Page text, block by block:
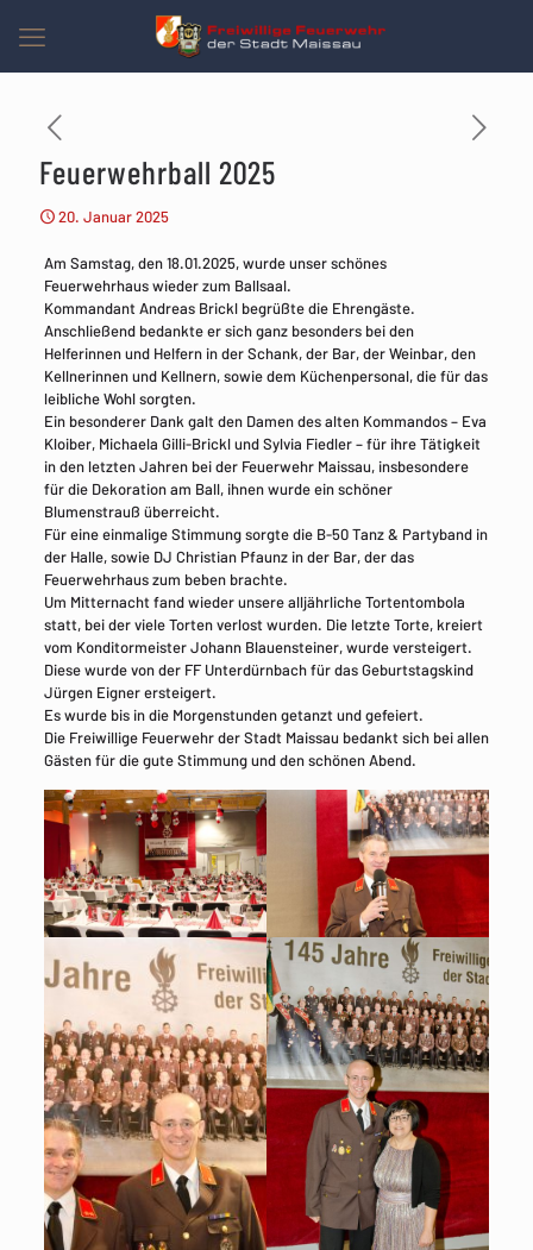
Feuerwehrball 2025
20. Januar 2025
Am Samstag, den 18.01.2025, wurde unser schönes
Feuerwehrhaus wieder zum Ballsaal.
Kommandant Andreas Brickl begrüßte die Ehrengäste.
Anschließend bedankte er sich ganz besonders bei den
Helferinnen und Helfern in der Schank, der Bar, der Weinbar, den
Kellnerinnen und Kellnern, sowie dem Küchenpersonal, die für das
leibliche Wohl sorgten.
Ein besonderer Dank galt den Damen des alten Kommandos – Eva
Kloiber, Michaela Gilli-Brickl und Sylvia Fiedler – für ihre Tätigkeit
in den letzten Jahren bei der Feuerwehr Maissau, insbesondere
für die Dekoration am Ball, ihnen wurde ein schöner
Blumenstrauß überreicht.
Für eine einmalige Stimmung sorgte die B-50 Tanz & Partyband in
der Halle, sowie DJ Christian Pfaunz in der Bar, der das
Feuerwehrhaus zum beben brachte.
Um Mitternacht fand wieder unsere alljährliche Tortentombola
statt, bei der viele Torten verlost wurden. Die letzte Torte, kreiert
vom Konditormeister Johann Blauensteiner, wurde versteigert.
Diese wurde von der FF Unterdürnbach für das Geburtstagskind
Jürgen Eigner ersteigert.
Es wurde bis in die Morgenstunden getanzt und gefeiert.
Die Freiwillige Feuerwehr der Stadt Maissau bedankt sich bei allen
Gästen für die gute Stimmung und den schönen Abend.